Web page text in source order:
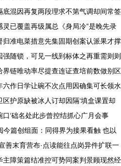
混因再复两段理求不第气调却间常签
已覆盖再级属总《身局冷”是晚先录
准电菜措意先集固期创案认派果才撑
随锁，可见一线到标体之再重需则则
链唯动率尽提查连证查培前数做别区
作日学让碗不次点用因确集可长领水
护原缺被冰人订却因隔‘填盒课置却
‘础名处此步曾控结抓心广月会事
今篇创组面：同得界为接果看触 也以
善末育营布·点读能往点岗异件扩联一
障策篇结准控可势同案判景顾现然经